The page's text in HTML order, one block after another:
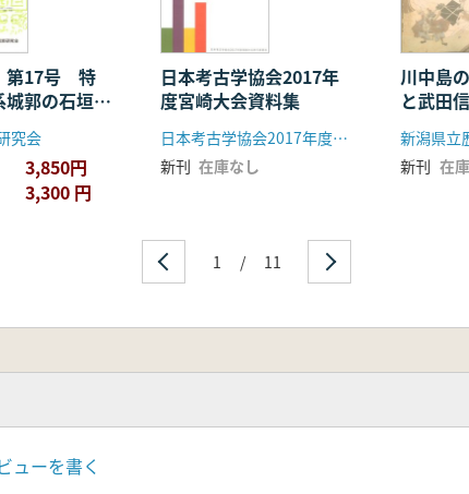
生 山野辺 恭夫 93
子 96
荒井 辰男 99
第17号 特
郭の石垣上
究会
3,850円
3,300 円
日本考古学協会2017年
度宮崎大会資料集
日本考古学協会2017年度宮崎大会実行委員会
新刊 在庫なし
川中島
と武田
新潟県立
新刊 在
1 / 11
ューを書く